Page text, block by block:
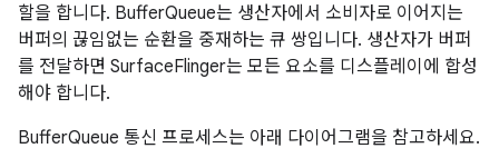
할을 합니다. BufferQueue는 생산자에서 소비자로 이어지는
버퍼의 끊임없는 순환을 중재하는 큐 쌍입니다. 생산자가 버퍼
를 전달하면 SurfaceFlinger는 모든 요소를 디스플레이에 합성
해야 합니다.
BufferQueue 통신 프로세스는 아래 다이어그램을 참고하세요.